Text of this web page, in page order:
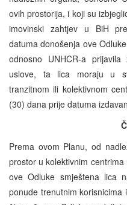
ovih prostorija, i koji su
imovinski zahtjev u BiH
datuma donošenja ove
odnosno UNHCR-a
uslove, ta lica moraju u
tranzitnom ili kolektivnom
(30) dana prije datuma
Prema ovom Planu, od
prostor u kolektivnim
ove Odluke smještena lica
ponude trenutnim